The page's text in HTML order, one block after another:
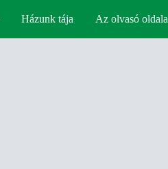
Házunk tája Az olvasó oldala